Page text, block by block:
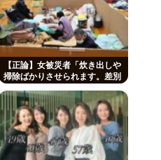
【正論】女被災者「炊き出しや
掃除ばかりさせられます。差別